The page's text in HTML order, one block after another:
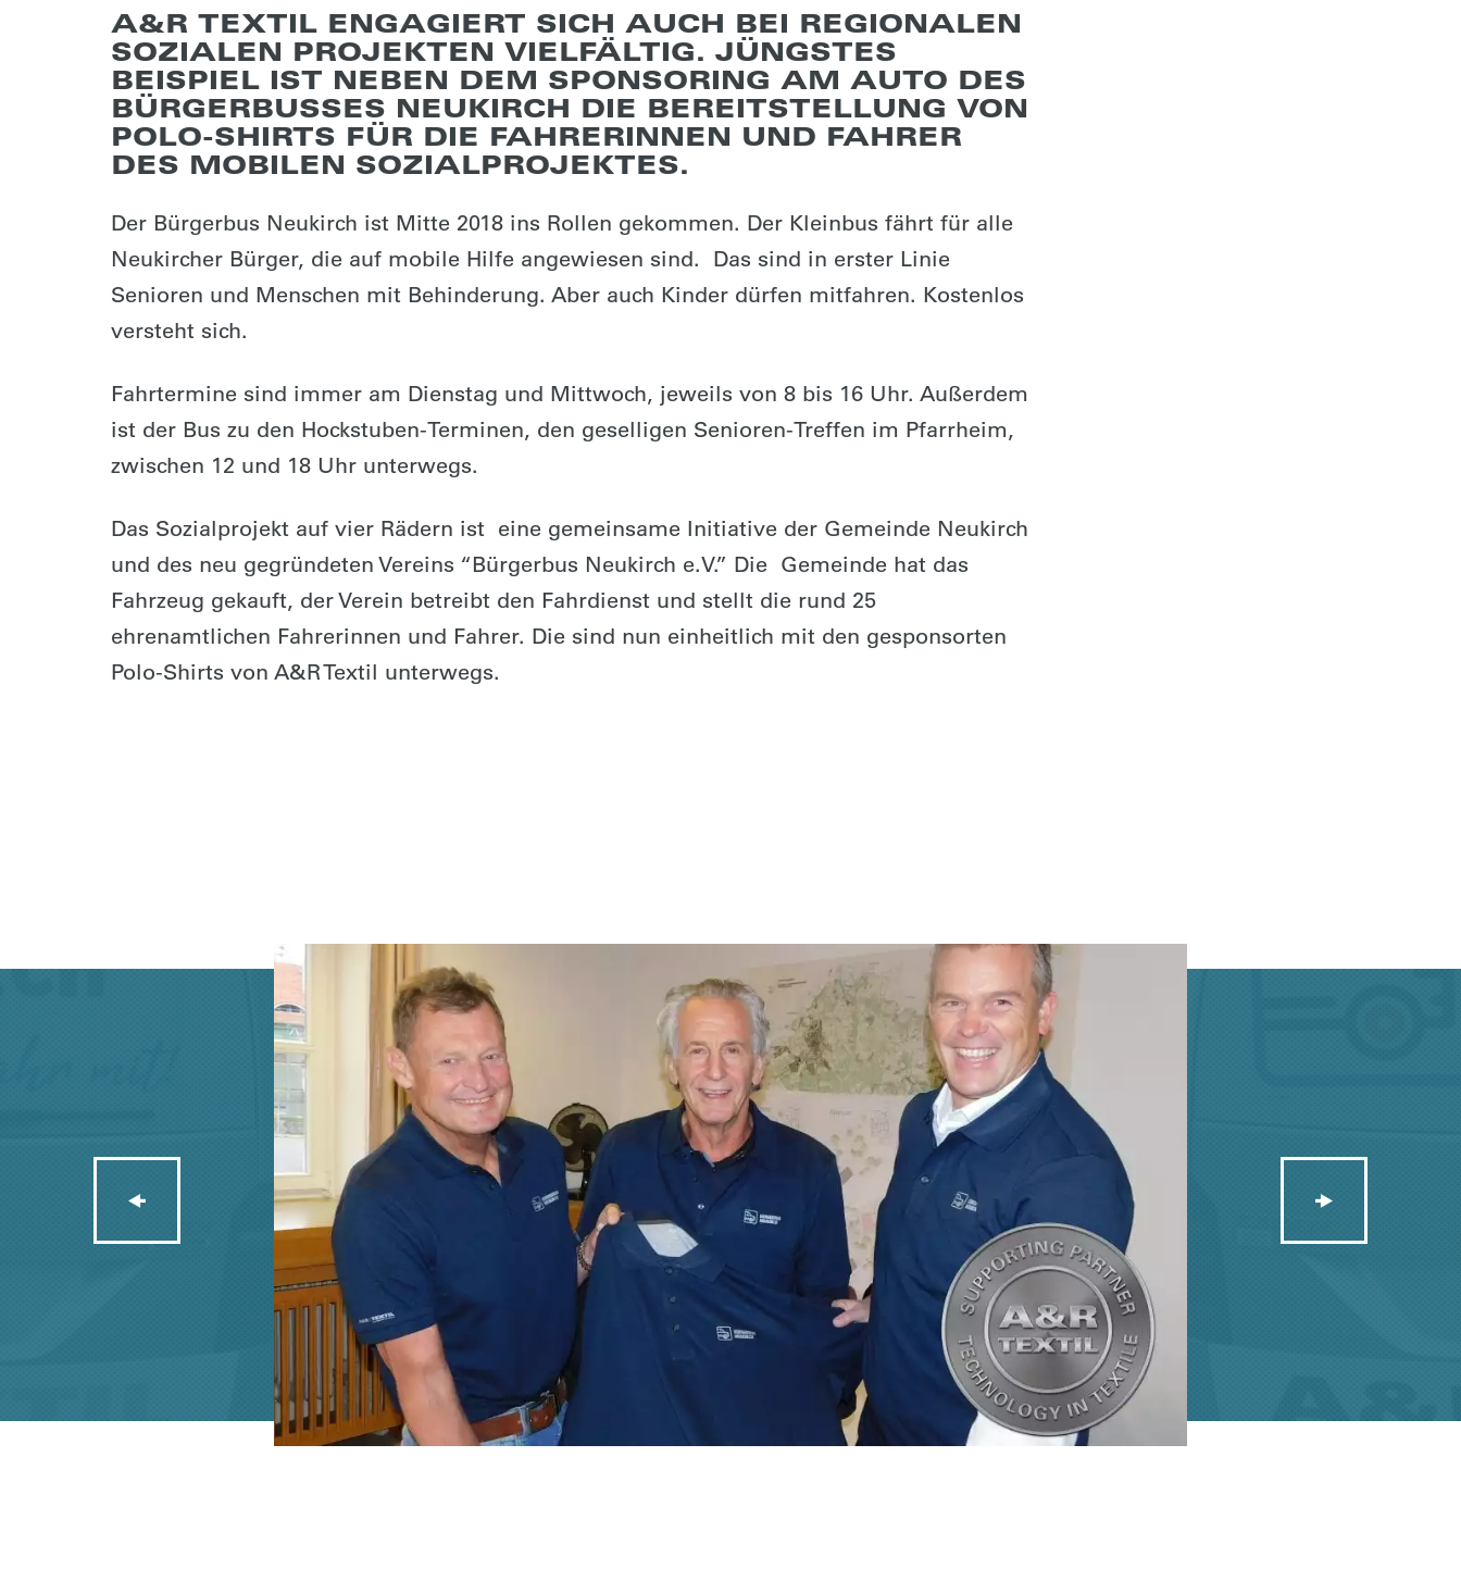
A&R TEXTIL ENGAGIERT SICH AUCH BEI REGIONALEN
SOZIALEN PROJEKTEN VIELFÄLTIG. JÜNGSTES
BEISPIEL IST NEBEN DEM SPONSORING AM AUTO DES
BÜRGERBUSSES NEUKIRCH DIE BEREITSTELLUNG VON
POLO-SHIRTS FÜR DIE FAHRERINNEN UND FAHRER
DES MOBILEN SOZIALPROJEKTES.
Der Bürgerbus Neukirch ist Mitte 2018 ins Rollen gekommen. Der Kleinbus fährt für alle
Neukircher Bürger, die auf mobile Hilfe angewiesen sind. Das sind in erster Linie
Senioren und Menschen mit Behinderung. Aber auch Kinder dürfen mitfahren. Kostenlos
versteht sich.
Fahrtermine sind immer am Dienstag und Mittwoch, jeweils von 8 bis 16 Uhr. Außerdem
ist der Bus zu den Hockstuben-Terminen, den geselligen Senioren-Treffen im Pfarrheim,
zwischen 12 und 18 Uhr unterwegs.
Das Sozialprojekt auf vier Rädern ist eine gemeinsame Initiative der Gemeinde Neukirch
und des neu gegründeten Vereins “Bürgerbus Neukirch e.V.” Die Gemeinde hat das
Fahrzeug gekauft, der Verein betreibt den Fahrdienst und stellt die rund 25
ehrenamtlichen Fahrerinnen und Fahrer. Die sind nun einheitlich mit den gesponsorten
Polo-Shirts von A&R Textil unterwegs.